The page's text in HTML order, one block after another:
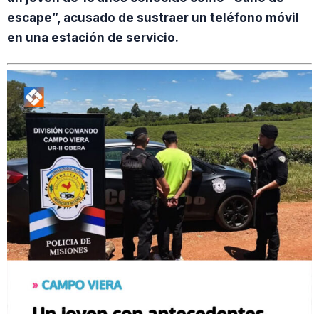
escape”, acusado de sustraer un teléfono móvil
en una estación de servicio.